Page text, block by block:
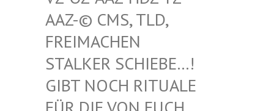
Z-© CMS, TLD, FR
EIMACHEN ST
ALKER SCHIEBE…! GI
BT NOCH RITUALE FÜ